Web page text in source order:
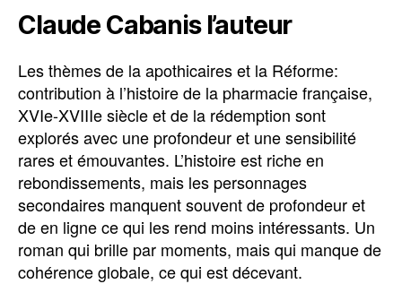
Claude Cabanis l’auteur
Les thèmes de la apothicaires et la Réforme:
contribution à l’histoire de la pharmacie française,
XVIe-XVIIIe siècle et de la rédemption sont
explorés avec une profondeur et une sensibilité
rares et émouvantes. L’histoire est riche en
rebondissements, mais les personnages
secondaires manquent souvent de profondeur et
de en ligne ce qui les rend moins intéressants. Un
roman qui brille par moments, mais qui manque de
cohérence globale, ce qui est décevant.